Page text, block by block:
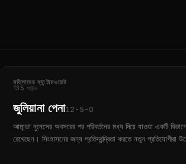
মহিলাদের ব্যান্টামওয়েট
135 পাউন্ড
জুলিয়ানা পেনা12-5-0
আমান্ডা নুনেসের অবসরের পর পরিবর্তনের মধ্য দিয়ে যাওয়া একটি বিভাগে
রেখেছেন। সিংহাসনের জন্য প্রতিদ্বন্দ্বিতা করতে নতুন প্রতিযোগীরা